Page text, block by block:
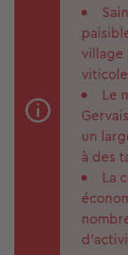
village
Le
un
à des
La